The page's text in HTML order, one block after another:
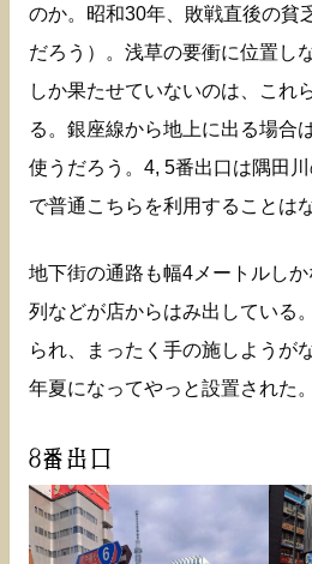
のか。昭和30年、敗戦直後の貧
だろう）。浅草の要衝に位置し
しか果たせていないのは、これ
る。銀座線から地上に出る場合
使うだろう。4, 5番出口は隅田
で普通こちらを利用することはな
地下街の通路も幅4メートルし
列などが店からはみ出している
られ、まったく手の施しようが
年夏になってやっと設置された。
8番出口